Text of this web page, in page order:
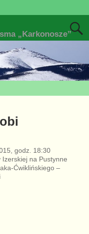
„Karkonosze”
godz. 18:30
na Pustynne
Ćwiklińskiego –